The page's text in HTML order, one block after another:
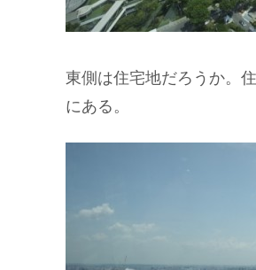
東側は住宅地だろうか。
にある。